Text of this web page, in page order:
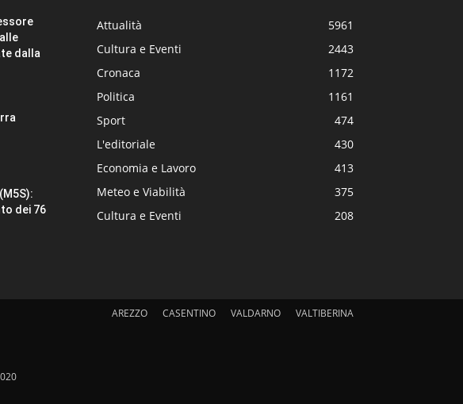
dalla
dei 76
Attualità
5961
Cultura e Eventi
2443
Cronaca
1172
Politica
1161
Sport
474
L'editoriale
430
Economia e Lavoro
413
Meteo e Viabilità
375
Cultura e Eventi
208
AREZZO CASENTINO VALDARNO VALTIBERINA